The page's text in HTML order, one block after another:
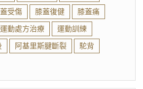
受傷 膝蓋復健
膝蓋痛
運動處方治療
運動訓練
阿基里斯腱斷裂
駝背